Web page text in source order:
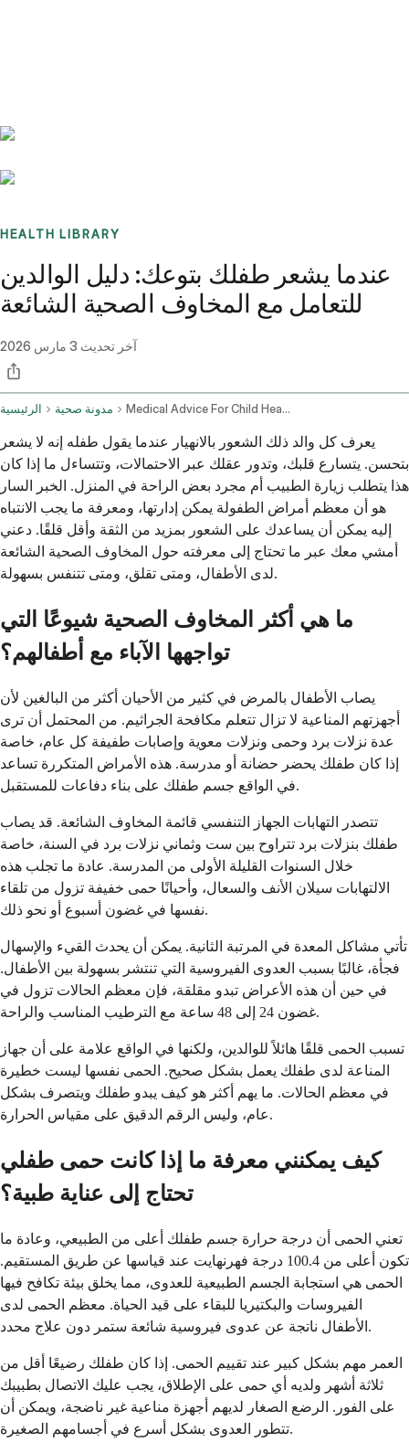
HEALTH LIBRARY
عندما يشعر طفلك بتوعك: دليل الوالدين
للتعامل مع المخاوف الصحية الشائعة
آخر تحديث 3 مارس 2026
الرئيسية مدونة صحية Medical Advice For Child Health Concerns
يعرف كل والد ذلك الشعور بالانهيار عندما يقول طفله إنه لا يشعر
بتحسن. يتسارع قلبك، وتدور عقلك عبر الاحتمالات، وتتساءل ما إذا كان
هذا يتطلب زيارة الطبيب أم مجرد بعض الراحة في المنزل. الخبر السار
هو أن معظم أمراض الطفولة يمكن إدارتها، ومعرفة ما يجب الانتباه
إليه يمكن أن يساعدك على الشعور بمزيد من الثقة وأقل قلقًا. دعني
أمشي معك عبر ما تحتاج إلى معرفته حول المخاوف الصحية الشائعة
لدى الأطفال، ومتى تقلق، ومتى تتنفس بسهولة.
ما هي أكثر المخاوف الصحية شيوعًا التي
تواجهها الآباء مع أطفالهم؟
يصاب الأطفال بالمرض في كثير من الأحيان أكثر من البالغين لأن
أجهزتهم المناعية لا تزال تتعلم مكافحة الجراثيم. من المحتمل أن ترى
عدة نزلات برد وحمى ونزلات معوية وإصابات طفيفة كل عام، خاصة
إذا كان طفلك يحضر حضانة أو مدرسة. هذه الأمراض المتكررة تساعد
في الواقع جسم طفلك على بناء دفاعات للمستقبل.
تتصدر التهابات الجهاز التنفسي قائمة المخاوف الشائعة. قد يصاب
طفلك بنزلات برد تتراوح بين ست وثماني نزلات برد في السنة، خاصة
خلال السنوات القليلة الأولى من المدرسة. عادة ما تجلب هذه
الالتهابات سيلان الأنف والسعال، وأحيانًا حمى خفيفة تزول من تلقاء
نفسها في غضون أسبوع أو نحو ذلك.
تأتي مشاكل المعدة في المرتبة الثانية. يمكن أن يحدث القيء والإسهال
فجأة، غالبًا بسبب العدوى الفيروسية التي تنتشر بسهولة بين الأطفال.
في حين أن هذه الأعراض تبدو مقلقة، فإن معظم الحالات تزول في
غضون 24 إلى 48 ساعة مع الترطيب المناسب والراحة.
تسبب الحمى قلقًا هائلاً للوالدين، ولكنها في الواقع علامة على أن جهاز
المناعة لدى طفلك يعمل بشكل صحيح. الحمى نفسها ليست خطيرة
في معظم الحالات. ما يهم أكثر هو كيف يبدو طفلك ويتصرف بشكل
عام، وليس الرقم الدقيق على مقياس الحرارة.
كيف يمكنني معرفة ما إذا كانت حمى طفلي
تحتاج إلى عناية طبية؟
تعني الحمى أن درجة حرارة جسم طفلك أعلى من الطبيعي، وعادة ما
تكون أعلى من 100.4 درجة فهرنهايت عند قياسها عن طريق المستقيم.
الحمى هي استجابة الجسم الطبيعية للعدوى، مما يخلق بيئة تكافح فيها
الفيروسات والبكتيريا للبقاء على قيد الحياة. معظم الحمى لدى
الأطفال ناتجة عن عدوى فيروسية شائعة ستمر دون علاج محدد.
العمر مهم بشكل كبير عند تقييم الحمى. إذا كان طفلك رضيعًا أقل من
ثلاثة أشهر ولديه أي حمى على الإطلاق، يجب عليك الاتصال بطبيبك
على الفور. الرضع الصغار لديهم أجهزة مناعية غير ناضجة، ويمكن أن
تتطور العدوى بشكل أسرع في أجسامهم الصغيرة.